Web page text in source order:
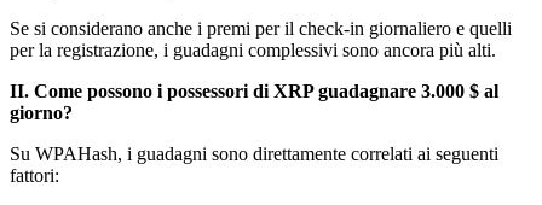
Se si considerano anche i premi per il check-in giornaliero e quelli
per la registrazione, i guadagni complessivi sono ancora più alti.
II. Come possono i possessori di XRP guadagnare 3.000 $ al
giorno?
Su WPAHash, i guadagni sono direttamente correlati ai seguenti
fattori: